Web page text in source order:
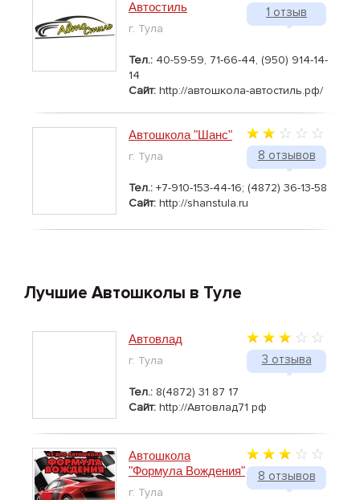
1 отзыв
Автостиль
г. Тула
Тел.: 40-59-59, 71-66-44, (950) 914-14-
14
Сайт: http://автошкола-автостиль.рф/
8 отзывов
Автошкола "Шанс"
г. Тула
Тел.: +7-910-153-44-16; (4872) 36-13-58
Сайт: http://shanstula.ru
Лучшие Автошколы в Туле
3 отзыва
Автовлад
г. Тула
Тел.: 8(4872) 31 87 17
Сайт: http://Автовлад71 рф
8 отзывов
Автошкола
"Формула Вождения"
г. Тула